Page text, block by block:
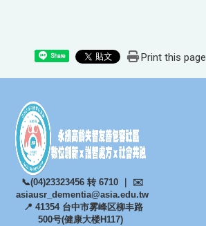
Share Print this page
📞(04)23323456 转 6710 ｜ ✉️
asiausr_dementia@asia.edu.tw
📍 41354 台中市雾峰区柳丰路
500号(健康大楼H117)